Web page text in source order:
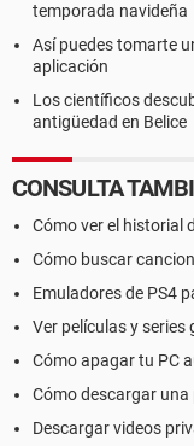
temporada navideña
Así puedes tomarte
aplicación
Los científicos
antigüedad en Belice
CONSULTA
Cómo ver el historial
Cómo buscar
Emuladores de PS4
Ver películas y
Cómo apagar tu PC
Cómo descargar una
Descargar videos